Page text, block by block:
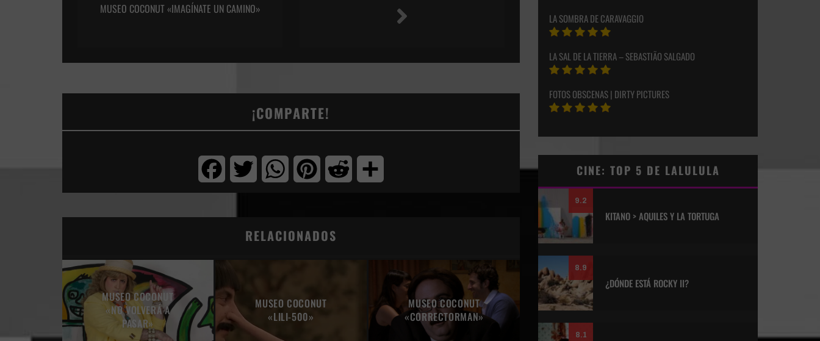
MUSEO COCONUT «IMAGÍNATE UN CAMINO»
¡COMPARTE!
FacebookTwitter WhatsAppPinterest Reddit
RELACIONADOS
MUSEO COCONUT
«NO VOLVERÁ A
PASAR»
MUSEO COCONUT
«LILI-500»
MUSEO COCONUT
«CORRECTORMAN»
LA SOMBRA DE CARAVAGGIO
LA SAL DE LA TIERRA – SEBASTIÃO SALGADO
FOTOS OBSCENAS | DIRTY PICTURES
CINE: TOP 5 DE LALULULA
9.2
KITANO > AQUILES Y LA TORTUGA
8.9
¿DÓNDE ESTÁ ROCKY II?
8.1